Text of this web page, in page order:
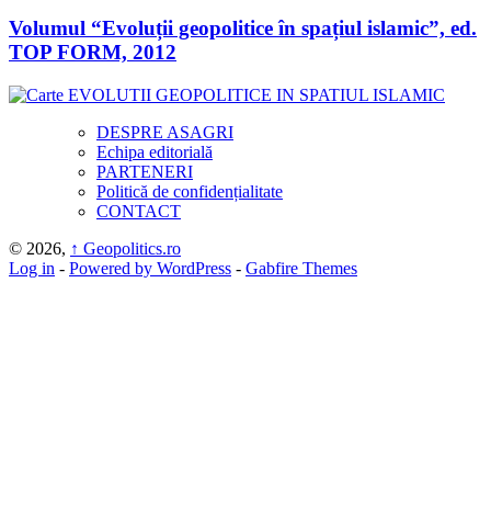
Volumul “Evoluții geopolitice în spațiul islamic”, ed.
TOP FORM, 2012
DESPRE ASAGRI
Echipa editorială
PARTENERI
Politică de confidențialitate
CONTACT
© 2026, ↑ Geopolitics.ro
Log in - Powered by WordPress - Gabfire Themes